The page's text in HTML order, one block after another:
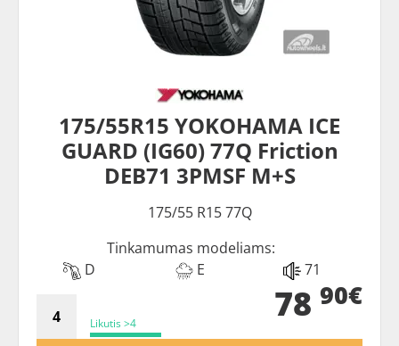
175/55R15 YOKOHAMA ICE
GUARD (IG60) 77Q Friction
DEB71 3PMSF M+S
175/55 R15 77Q
Tinkamumas modeliams:
D
E 71
Likutis >4 78 90€